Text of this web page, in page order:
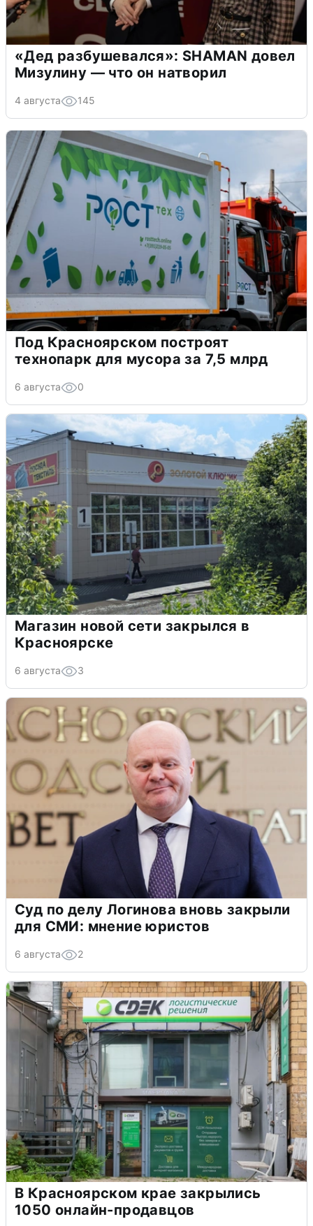
«Дед разбушевался»: SHAMAN довел
Мизулину — что он натворил
4 августа 145
Под Красноярском построят
технопарк для мусора за 7,5 млрд
6 августа 0
Магазин новой сети закрылся в
Красноярске
6 августа 3
Суд по делу Логинова вновь закрыли
для СМИ: мнение юристов
6 августа 2
В Красноярском крае закрылись
1050 онлайн-продавцов